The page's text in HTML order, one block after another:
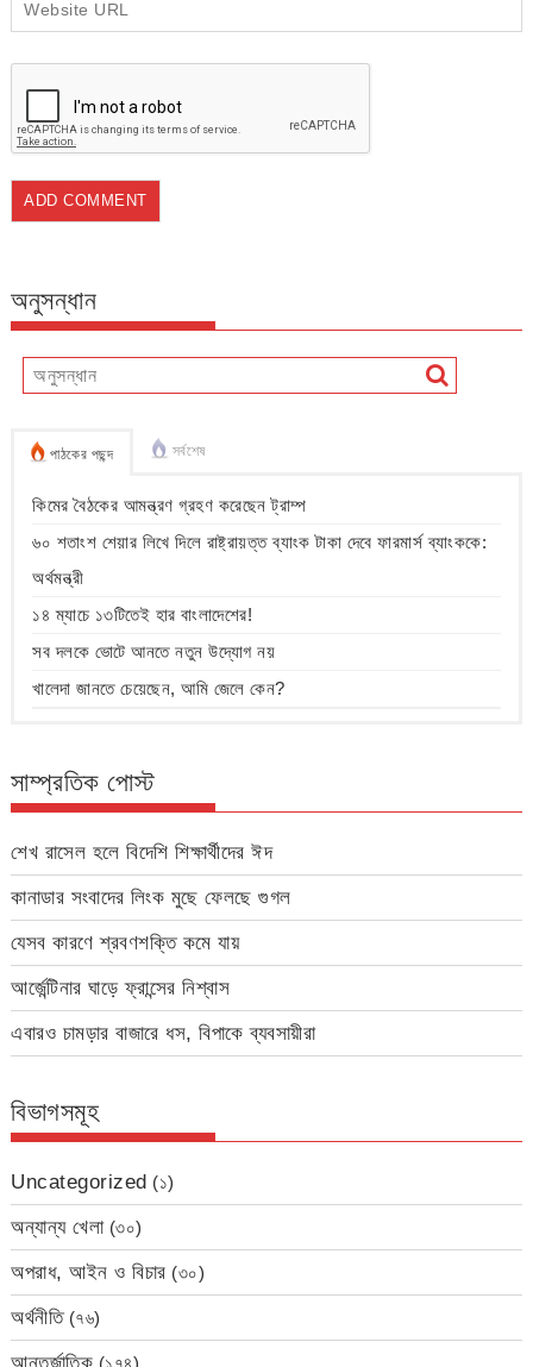
অনুসন্ধান
পাঠকের পছন্দ সর্বশেষ
কিমের বৈঠকের আমন্ত্রণ গ্রহণ করেছেন ট্রাম্প
৬০ শতাংশ শেয়ার লিখে দিলে রাষ্ট্রায়ত্ত ব্যাংক টাকা দেবে ফারমার্স ব্যাংককে:
অর্থমন্ত্রী
১৪ ম্যাচে ১৩টিতেই হার বাংলাদেশের!
সব দলকে ভোটে আনতে নতুন উদ্যোগ নয়
খালেদা জানতে চেয়েছেন, আমি জেলে কেন?
সাম্প্রতিক পোস্ট
শেখ রাসেল হলে বিদেশি শিক্ষার্থীদের ঈদ
কানাডার সংবাদের লিংক মুছে ফেলছে গুগল
যেসব কারণে শ্রবণশক্তি কমে যায়
আর্জেন্টিনার ঘাড়ে ফ্রান্সের নিশ্বাস
এবারও চামড়ার বাজারে ধস, বিপাকে ব্যবসায়ীরা
বিভাগসমূহ
Uncategorized (১)
অন্যান্য খেলা(৩০)
অপরাধ, আইন ও বিচার (৩০)
অর্থনীতি(৭৬)
(১৭৪)